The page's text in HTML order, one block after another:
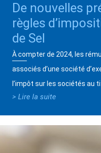
De nouvelles
règles
de Sel
À compter de 2024, les
associés d’une société
l’impôt sur les sociétés au
> Lire la suite